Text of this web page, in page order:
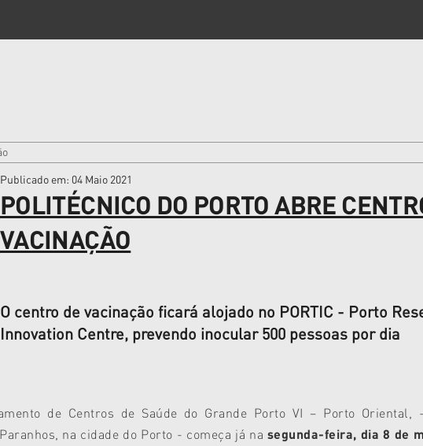
Publicado em: 04 Maio 2021
POLITÉCNICO DO PORTO ABRE
VACINAÇÃO
O centro de vacinação ficará alojado no PORTIC - Porto
Innovation Centre, prevendo inocular 500 pessoas por dia
de Centros de Saúde do Grande Porto VI – Porto
na cidade do Porto - começa já na segunda-feira, dia 8 de